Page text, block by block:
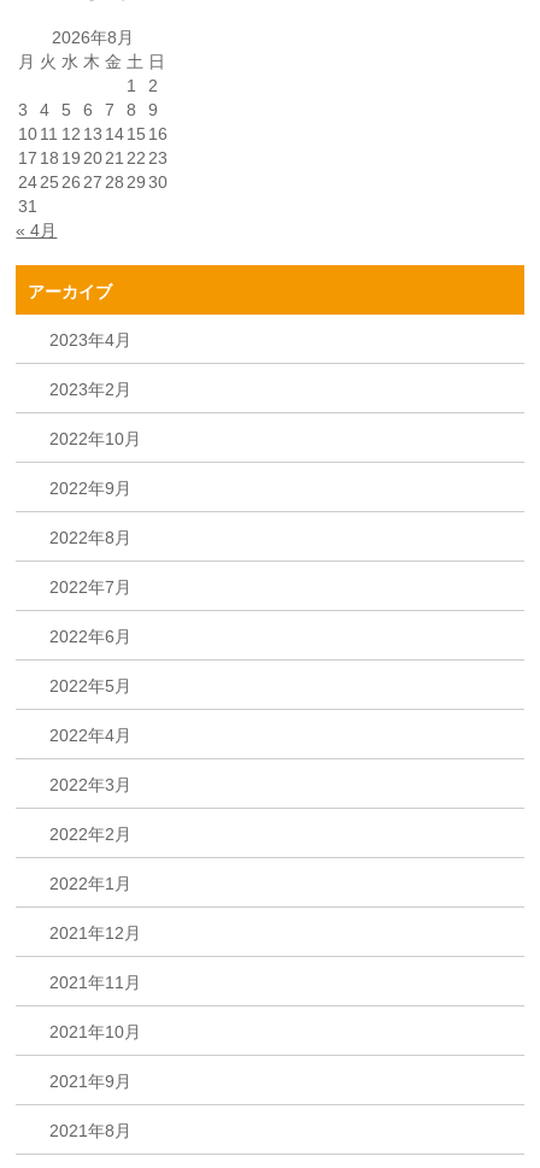
2026年8月
月 火 水 木 金 土 日
1
2
3
4 5 6 7 8
9
1011 12 13 1415 16
17 18 19 2021 22 23
2425 26 27 28 29 30
31
« 4月
アーカイブ
2023年4月
2023年2月
2022年10月
2022年9月
2022年8月
2022年7月
2022年6月
2022年5月
2022年4月
2022年3月
2022年2月
2022年1月
2021年12月
2021年11月
2021年10月
2021年9月
2021年8月